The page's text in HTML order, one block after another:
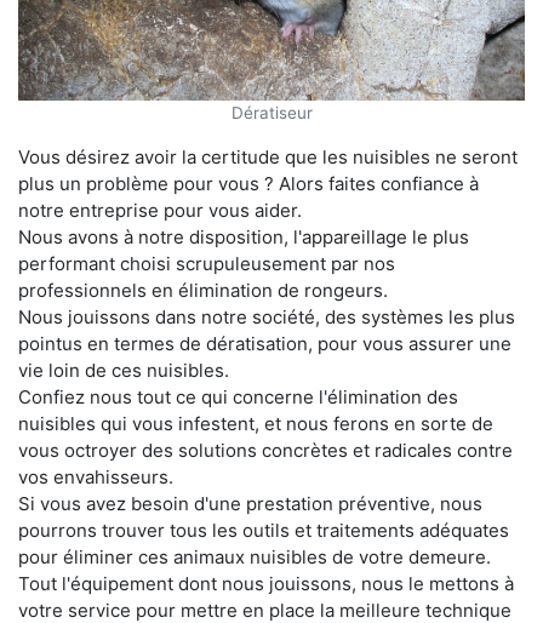
Dératiseur
Vous désirez avoir la certitude que les nuisibles ne seront
plus un problème pour vous ? Alors faites confiance à
notre entreprise pour vous aider.
Nous avons à notre disposition, l'appareillage le plus
performant choisi scrupuleusement par nos
professionnels en élimination de rongeurs.
Nous jouissons dans notre société, des systèmes les plus
pointus en termes de dératisation, pour vous assurer une
vie loin de ces nuisibles.
Confiez nous tout ce qui concerne l'élimination des
nuisibles qui vous infestent, et nous ferons en sorte de
vous octroyer des solutions concrètes et radicales contre
vos envahisseurs.
Si vous avez besoin d'une prestation préventive, nous
pourrons trouver tous les outils et traitements adéquates
pour éliminer ces animaux nuisibles de votre demeure.
Tout l'équipement dont nous jouissons, nous le mettons à
votre service pour mettre en place la meilleure technique